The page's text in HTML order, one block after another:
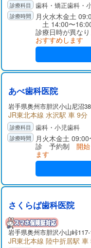
歯科・矯正歯科・
月火水木金土
土 14:00〜
診療日時が異な
おすすめします
あべ歯科医院
岩手県奥州市胆沢小山尼沼
JR東北本線 水沢駅 車 9分
歯科・小児歯科
月火木金土
診 予約制 開
ます
さくらば歯科医院
岩手県奥州市胆沢小山峠117-
JR東北本線 陸中折居駅 車